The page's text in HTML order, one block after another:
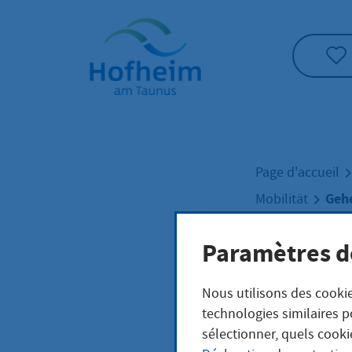
Accueil"
Page d'accueil
Mobilität
Paramètres
Nous utilisons des
technologies similaires
sélectionner, quels